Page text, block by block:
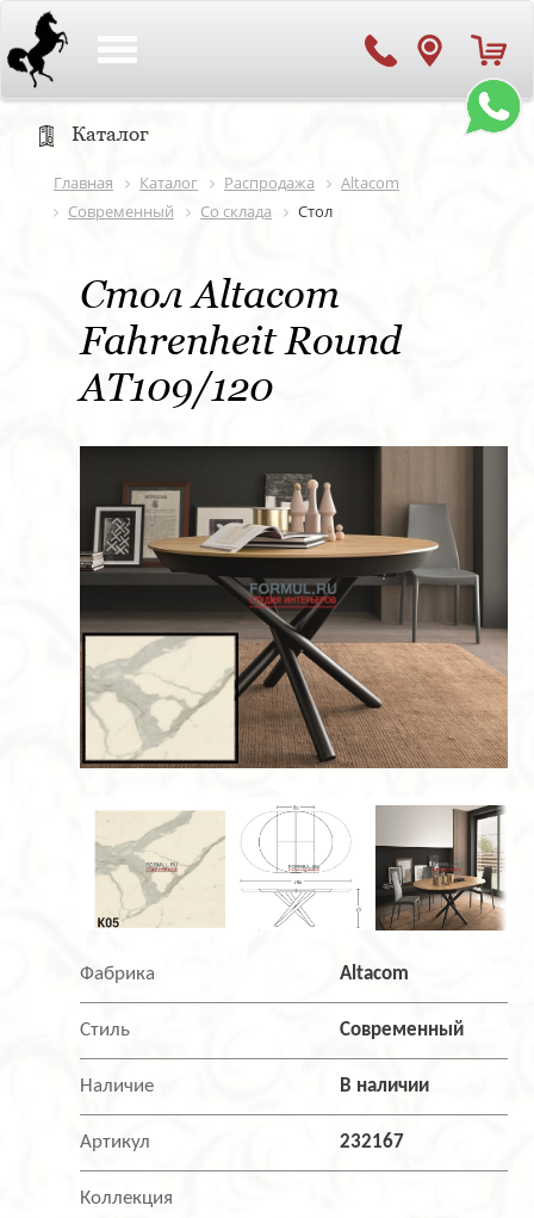
Каталог
Главная Каталог Распродажа
Altacom
Современный
Со склада Стол
Стол Altacom
Fahrenheit Round
AT109/120
Фабрика Altacom
Стиль Современный
Наличие В наличии
Артикул 232167
Коллекция